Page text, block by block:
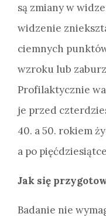
są zmiany w
widzenie
ciemnych
wzroku lub
Profilaktycznie
je przed
40. a 50. rokiem
a po
Jak się
Badanie nie